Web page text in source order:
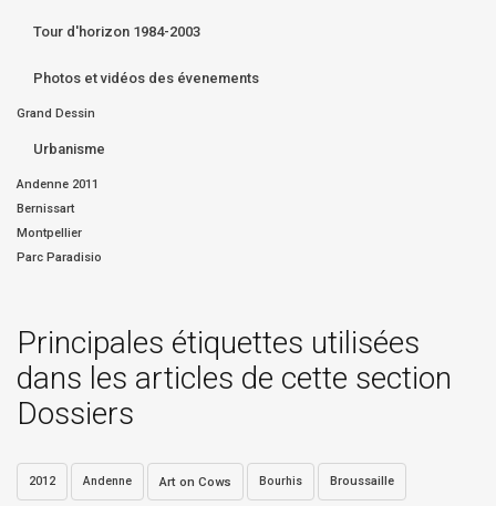
Tour d'horizon 1984-2003
Photos et vidéos des évenements
Grand Dessin
Urbanisme
Andenne 2011
Bernissart
Montpellier
Parc Paradisio
Principales étiquettes utilisées
dans les articles de cette section
Dossiers
2012 Andenne Art on Cows Bourhis Broussaille